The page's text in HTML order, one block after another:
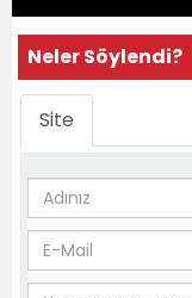
Neler Söylendi?
Site